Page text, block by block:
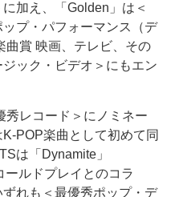
加え、「Golden」は＜
プ・パフォーマンス（デ
曲賞 映画、テレビ、その
ック・ビデオ＞にもエン
レコード＞にノミネー
POP楽曲として初めて同
は「Dynamite」
ールドプレイとのコラ
れも＜最優秀ポップ・デ